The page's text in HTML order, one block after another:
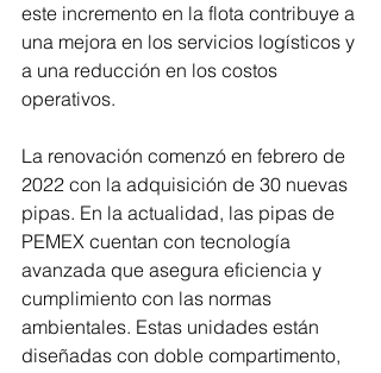
este incremento en la flota contribuye a
una mejora en los servicios logísticos y
a una reducción en los costos
operativos.
La renovación comenzó en febrero de
2022 con la adquisición de 30 nuevas
pipas. En la actualidad, las pipas de
PEMEX cuentan con tecnología
avanzada que asegura eficiencia y
cumplimiento con las normas
ambientales. Estas unidades están
diseñadas con doble compartimento,